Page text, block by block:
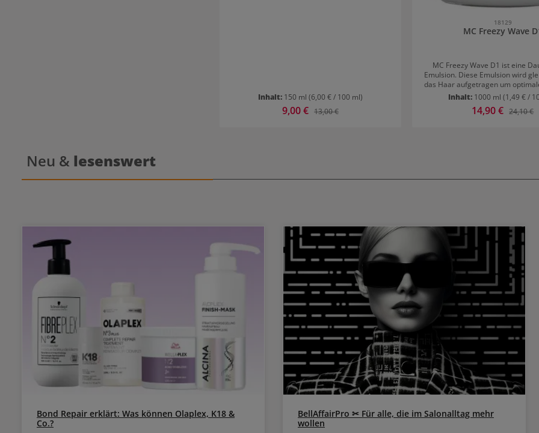
Inhalt: 150 ml (6,00 € / 100 ml)
Verkaufspreis:
9,00 € Regulärer Preis:
13,00 €
18129
MC Freezy Wave
MC Freezy Wave D1 ist eine
Emulsion. Diese Emulsion wird
das Haar aufgetragen um
zu erzielen.
Inhalt: 1000 ml(1,49 € /
Verkaufspreis:
14,90 € 24,10 €
Neu & lesenswert
Bond Repair erklärt: Was können Olaplex, K18 &
Co.?
BellAffairPro ✂ Für alle, die im Salonalltag mehr
wollen